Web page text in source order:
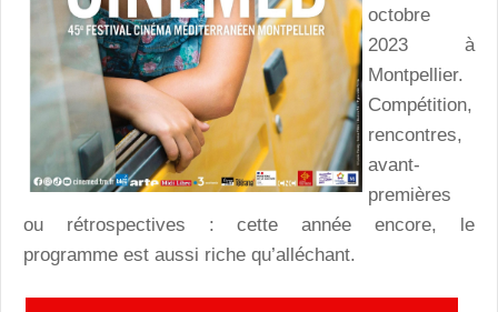
octobre
2023 à
Montpellier.
Compétition,
rencontres,
avant-
premières
ou rétrospectives : cette année encore, le
programme est aussi riche qu’alléchant.